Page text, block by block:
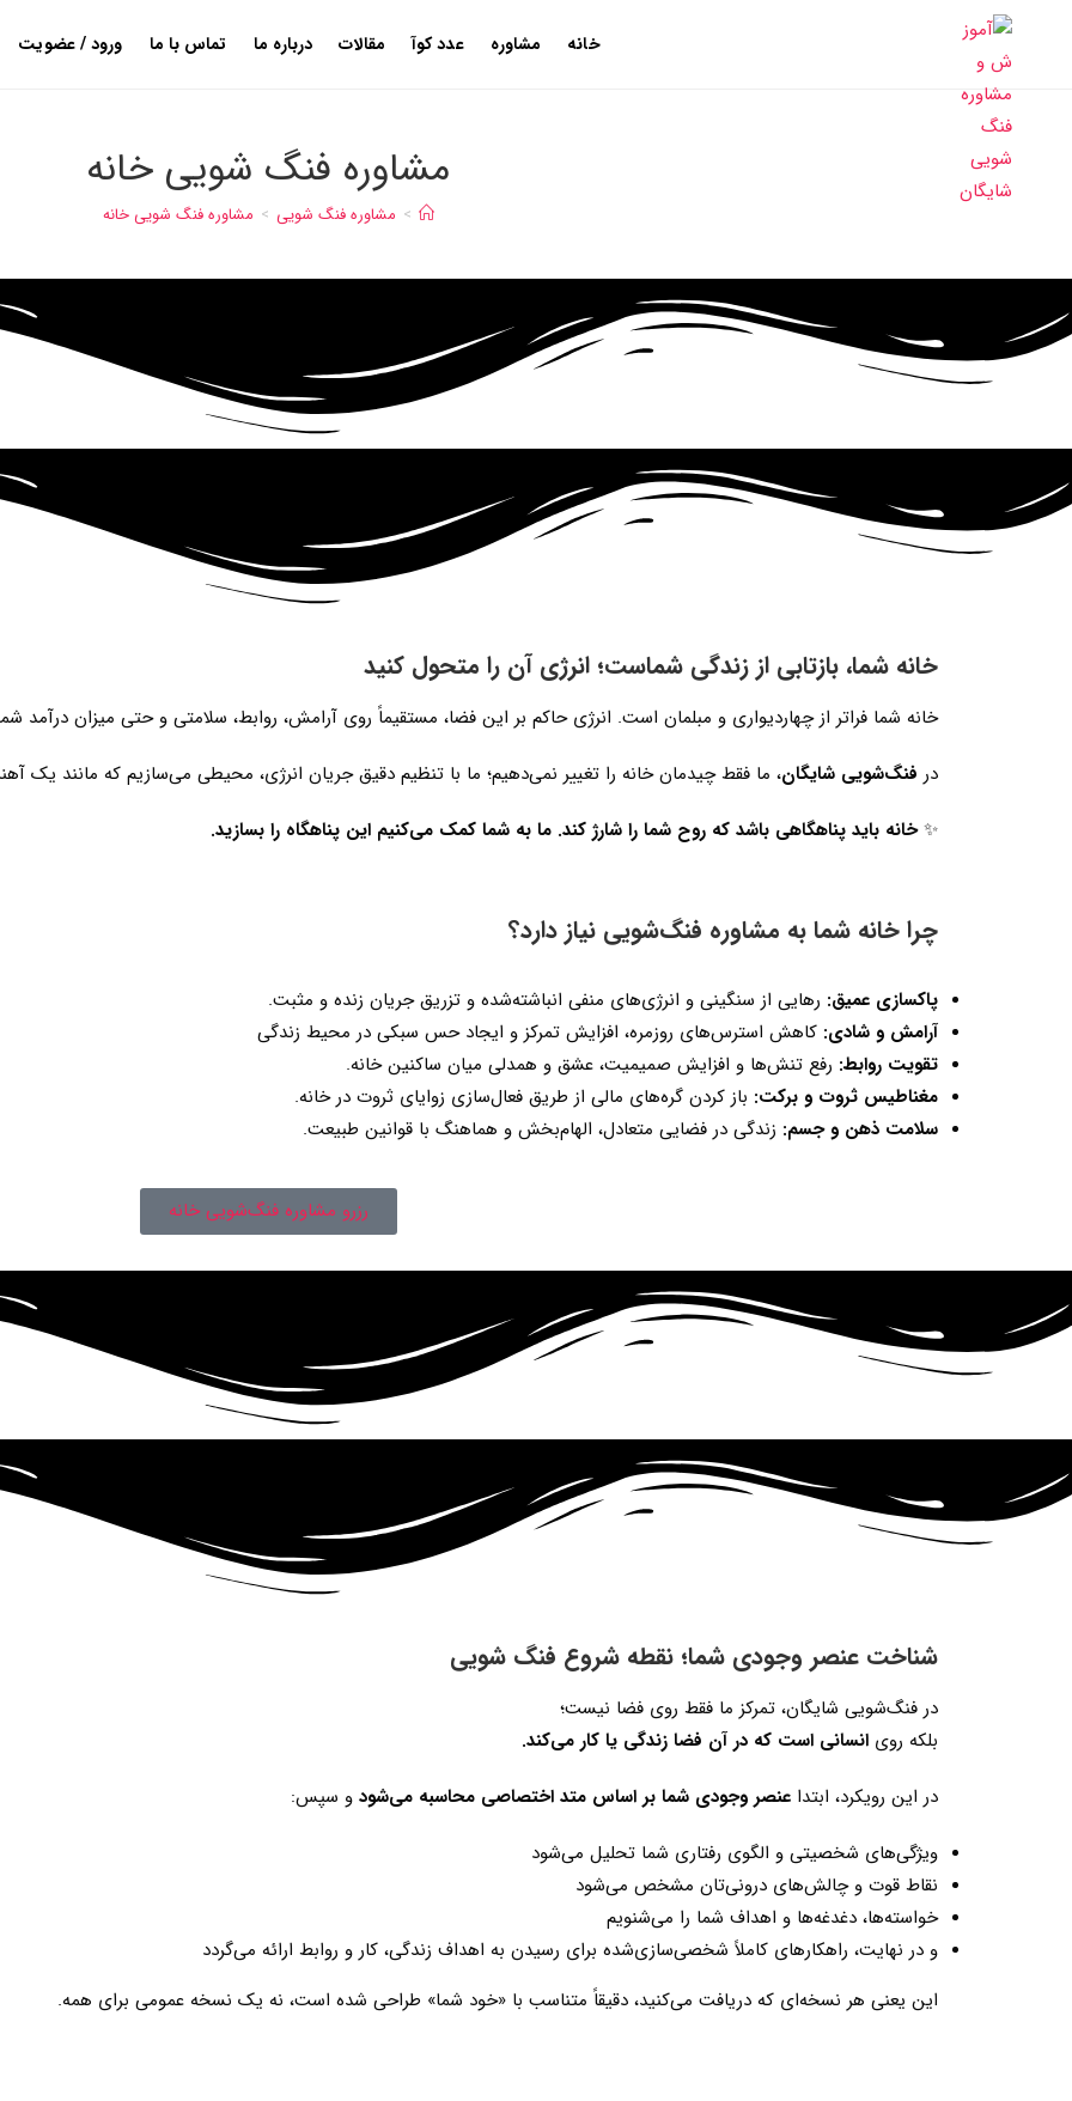
خانه مشاوره عدد کوآ مقالات درباره ما تماس با ما ورود / عضویت
مشاوره فنگ شویی خانه
> مشاوره فنگ شویی > مشاوره فنگ شویی خانه
خانه شما، بازتابی از زندگی شماست؛ انرژی آن را متحول کنید
خانه شما فراتر از چهاردیواری و مبلمان است. انرژی حاکم بر این فضا، مستقیماً روی آرامش، روابط، سلامتی و حتی میزان درآمد
در فنگ‌شویی شایگان، ما فقط چیدمان خانه را تغییر نمی‌دهیم؛ ما با تنظیم دقیق جریان انرژی، محیطی می‌سازیم که مانند یک
✨خانه باید پناهگاهی باشد که روح شما را شارژ کند. ما به شما کمک می‌کنیم این پناهگاه را بسازید.
چرا خانه شما به مشاوره فنگ‌شویی نیاز دارد؟
پاکسازی عمیق: رهایی از سنگینی و انرژی‌های منفی انباشته‌شده و تزریق جریان زنده و مثبت.
آرامش و شادی: کاهش استرس‌های روزمره، افزایش تمرکز و ایجاد حس سبکی در محیط زندگی
تقویت روابط: رفع تنش‌ها و افزایش صمیمیت، عشق و همدلی میان ساکنین خانه.
مغناطیس ثروت و برکت: باز کردن گره‌های مالی از طریق فعال‌سازی زوایای ثروت در خانه.
سلامت ذهن و جسم: زندگی در فضایی متعادل، الهام‌بخش و هماهنگ با قوانین طبیعت.
رزرو مشاوره فنگ‌شویی خانه
شناخت عنصر وجودی شما؛ نقطه شروع فنگ شویی
در فنگ‌شویی شایگان، تمرکز ما فقط روی فضا نیست؛
بلکه روی انسانی است که در آن فضا زندگی یا کار می‌کند.
در این رویکرد، ابتدا عنصر وجودی شما بر اساس متد اختصاصی محاسبه می‌شود و سپس:
ویژگی‌های شخصیتی و الگوی رفتاری شما تحلیل می‌شود
نقاط قوت و چالش‌های درونی‌تان مشخص می‌شود
خواسته‌ها، دغدغه‌ها و اهداف شما را می‌شنویم
و در نهایت، راهکارهای کاملاً شخصی‌سازی‌شده برای رسیدن به اهداف زندگی، کار و روابط ارائه می‌گردد
این یعنی هر نسخه‌ای که دریافت می‌کنید، دقیقاً متناسب با «خود شما» طراحی شده است، نه یک نسخه عمومی برای همه.